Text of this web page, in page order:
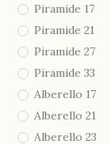
Piramide 17
Piramide 21
Piramide 27
Piramide 33
Alberello 17
Alberello 21
Alberello 23